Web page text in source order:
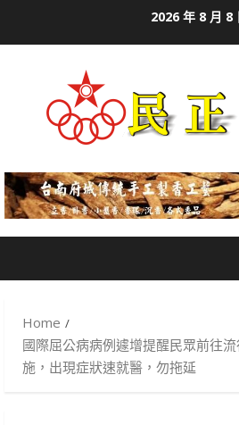
2026 年 8 月 8
Home
國際屈公病病例遽增提醒民眾前往
施，出現症狀速就醫，勿拖延